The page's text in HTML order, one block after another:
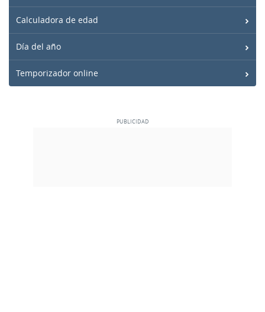
Calculadora de edad
Día del año
Temporizador online